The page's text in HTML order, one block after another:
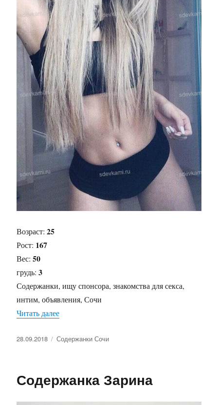
Возраст:25
Рост: 167
Вес:50
грудь:3
Содержанки, ищу спонсора, знакомства для секса,
интим, объявления, Сочи
Читать далее
Опубликовано
28.09.2018 Рубрики
Содержанки Сочи
Содержанка Зарина